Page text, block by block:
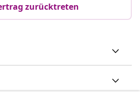
zurücktreten